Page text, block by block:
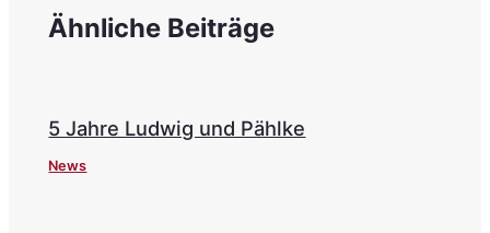
Ähnliche Beiträge
5 Jahre Ludwig und Pählke
News